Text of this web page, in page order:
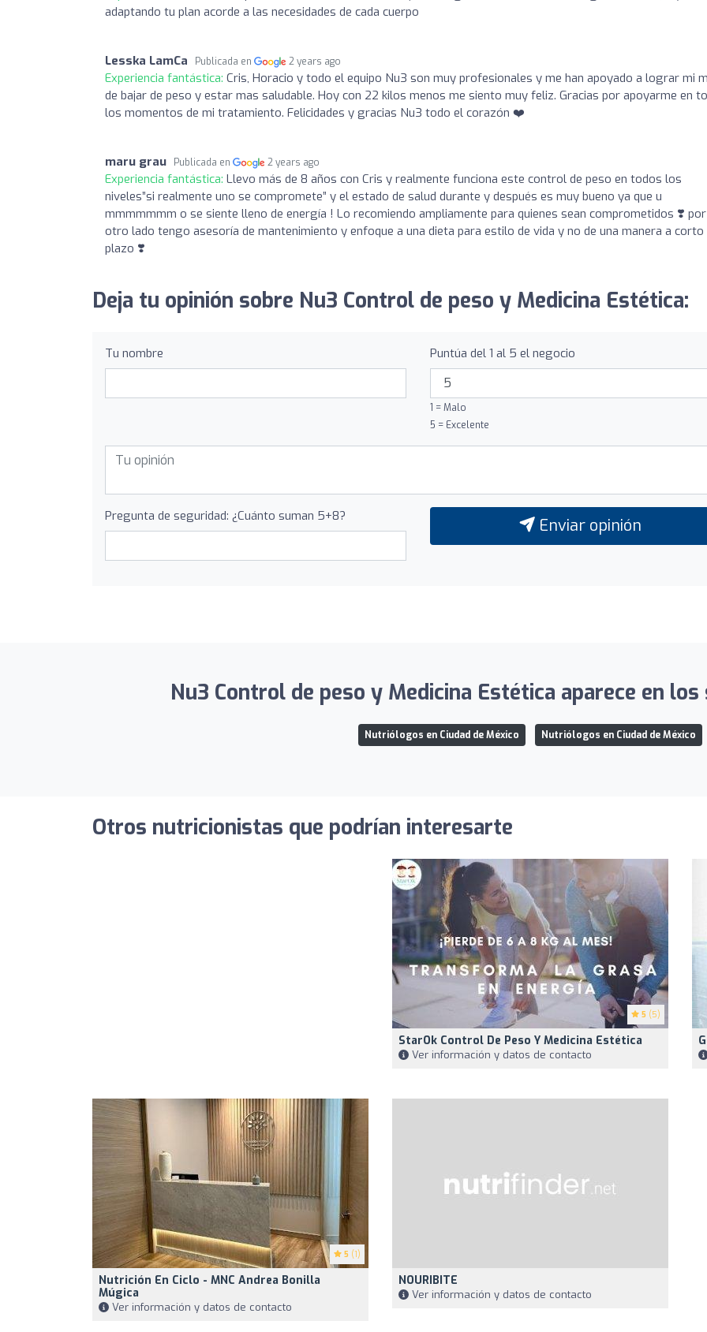
adaptando tu plan acorde a las necesidades de cada cuerpo
Lesska LamCa Publicada en 2 years ago
Experiencia fantástica: Cris, Horacio y todo el equipo Nu3 son muy profesionales y me han apoyado a lograr mi
de bajar de peso y estar mas saludable. Hoy con 22 kilos menos me siento muy feliz. Gracias por apoyarme en
los momentos de mi tratamiento. Felicidades y gracias Nu3 todo el corazón ❤️
maru grau Publicada en 2 years ago
Experiencia fantástica: Llevo más de 8 años con Cris y realmente funciona este control de peso en todos los
niveles”si realmente uno se compromete” y el estado de salud durante y después es muy bueno ya que u
mmmmmmm o se siente lleno de energía ! Lo recomiendo ampliamente para quienes sean comprometidos ❣️ por
otro lado tengo asesoría de mantenimiento y enfoque a una dieta para estilo de vida y no de una manera a corto
plazo ❣️
Deja tu opinión sobre Nu3 Control de peso y Medicina Estética:
Tu nombre Puntúa del 1 al 5 el negocio
1 = Malo
5 = Excelente
Pregunta de seguridad: ¿Cuánto suman 5+8? Enviar opinión
Nu3 Control de peso y Medicina Estética aparece en
Nutriólogos en Ciudad de México Nutriólogos en Ciudad de México
Otros nutricionistas que podrían interesarte
5 (5)
StarOk Control De Peso Y Medicina Estética
Ver información y datos de contacto
5 (1)
Nutrición En Ciclo - MNC Andrea Bonilla
Múgica
Ver información y datos de contacto
NOURIBITE
Ver información y datos de contacto